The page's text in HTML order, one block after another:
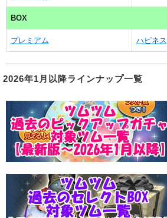
BOX
プレミアム ハピネス
2026年1月以降ラインナップ一覧